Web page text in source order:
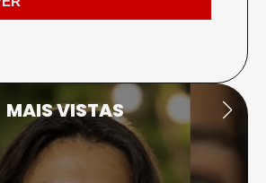
MAIS VISTAS